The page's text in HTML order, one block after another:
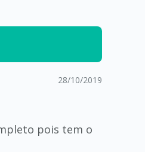
28/10/2019
pois tem o